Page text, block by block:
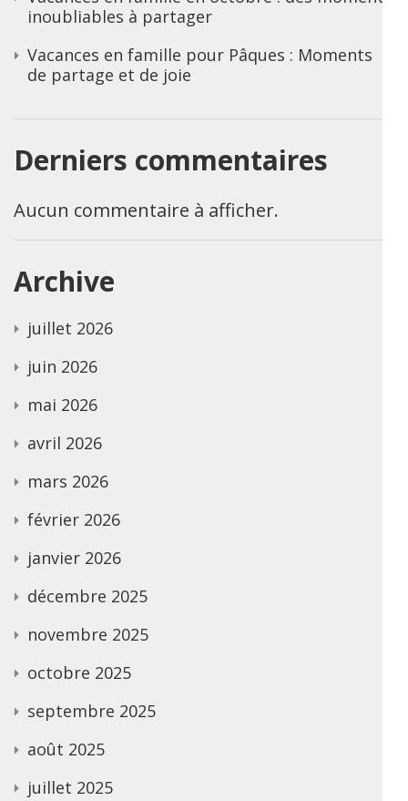
inoubliables à partager
Vacances en famille pour Pâques : Moments
de partage et de joie
Derniers commentaires
Aucun commentaire à afficher.
Archive
juillet 2026
juin 2026
mai 2026
avril 2026
mars 2026
février 2026
janvier 2026
décembre 2025
novembre 2025
octobre 2025
septembre 2025
août 2025
juillet 2025